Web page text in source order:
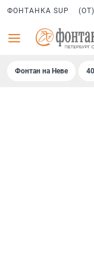
ФОНТАНКА SUP
Фонтан на Неве